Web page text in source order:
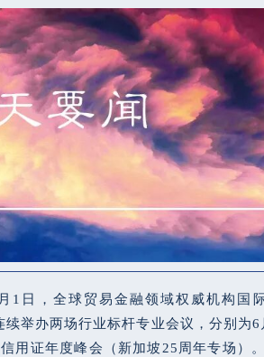
1日，全球贸易金融领域权威机构国
续举办两场行业标杆专业会议，分别为
用证年度峰会（新加坡25周年专场）